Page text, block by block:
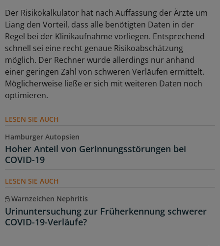
Der Risikokalkulator hat nach Auffassung der Ärzte um
Liang den Vorteil, dass alle benötigten Daten in der
Regel bei der Klinikaufnahme vorliegen. Entsprechend
schnell sei eine recht genaue Risikoabschätzung
möglich. Der Rechner wurde allerdings nur anhand
einer geringen Zahl von schweren Verläufen ermittelt.
Möglicherweise ließe er sich mit weiteren Daten noch
optimieren.
LESEN SIE AUCH
Hamburger Autopsien
Hoher Anteil von Gerinnungsstörungen bei
COVID-19
LESEN SIE AUCH
Warnzeichen Nephritis
Urinuntersuchung zur Früherkennung schwerer
COVID-19-Verläufe?